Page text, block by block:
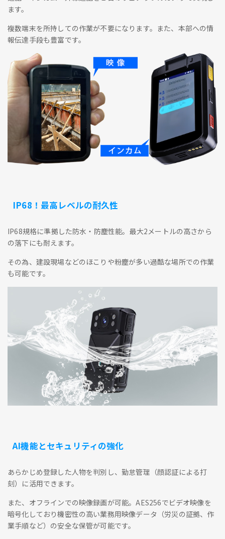
ます。
複数端末を所持しての作業が不要になります。また、本部への情
報伝達手段も豊富です。
IP68！最高レベルの耐久性
IP68規格に準拠した防水・防塵性能。最大2メートルの高さから
の落下にも耐えます。
その為、建設現場などのほこりや粉塵が多い過酷な場所での作業
も可能です。
AI機能とセキュリティの強化
あらかじめ登録した人物を判別し、勤怠管理（顔認証による打
刻）に活用できます。
また、オフラインでの映像録画が可能。AES256でビデオ映像を
暗号化しており機密性の高い業務用映像データ（労災の証拠、作
業手順など）の安全な保管が可能です。